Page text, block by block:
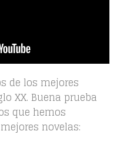
de los mejores
XX. Buena prueba
que hemos
novelas: